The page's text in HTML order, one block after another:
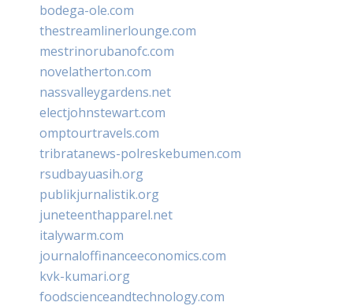
bodega-ole.com
thestreamlinerlounge.com
mestrinorubanofc.com
novelatherton.com
nassvalleygardens.net
electjohnstewart.com
omptourtravels.com
tribratanews-polreskebumen.com
rsudbayuasih.org
publikjurnalistik.org
juneteenthapparel.net
italywarm.com
journaloffinanceeconomics.com
kvk-kumari.org
foodscienceandtechnology.com